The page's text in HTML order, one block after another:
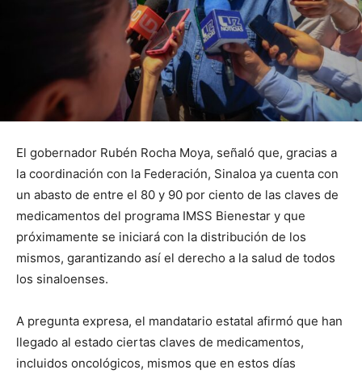
El gobernador Rubén Rocha Moya, señaló que, gracias a
la coordinación con la Federación, Sinaloa ya cuenta con
un abasto de entre el 80 y 90 por ciento de las claves de
medicamentos del programa IMSS Bienestar y que
próximamente se iniciará con la distribución de los
mismos, garantizando así el derecho a la salud de todos
los sinaloenses.
A pregunta expresa, el mandatario estatal afirmó que han
llegado al estado ciertas claves de medicamentos,
incluidos oncológicos, mismos que en estos días